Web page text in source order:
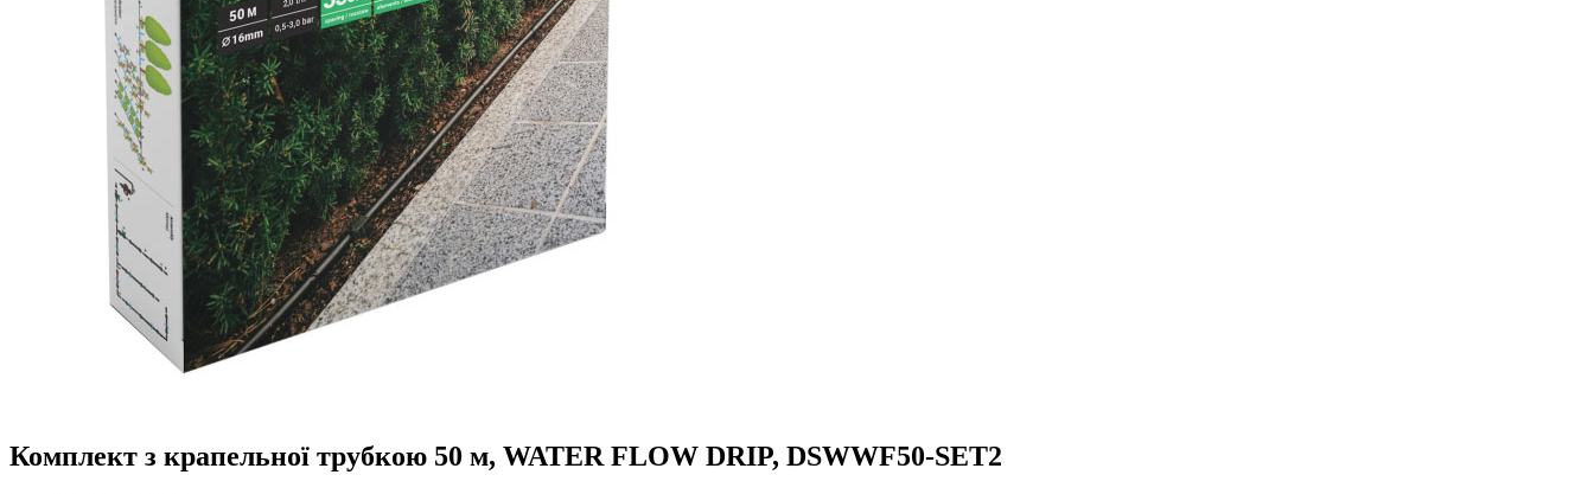
Комплект з крапельної трубкою 50 м, WATER FLOW DRIP, DSWWF50-SET2